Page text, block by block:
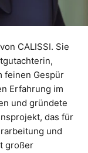
CALISSI. Sie
feinen Gespür
Erfahrung im
und gründete
das für
und
großer